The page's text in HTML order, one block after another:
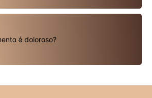
é doloroso?